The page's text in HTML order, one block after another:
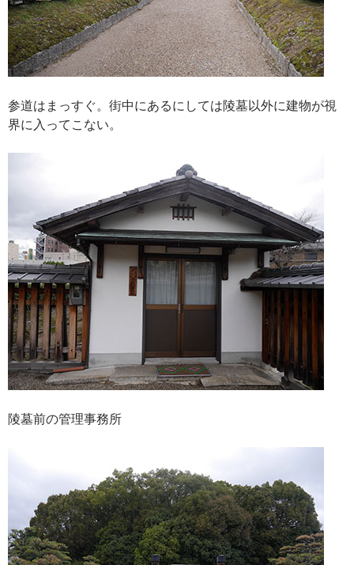
参道はまっすぐ。街中にあるにしては陵墓以外に建物が視
界に入ってこない。
陵墓前の管理事務所